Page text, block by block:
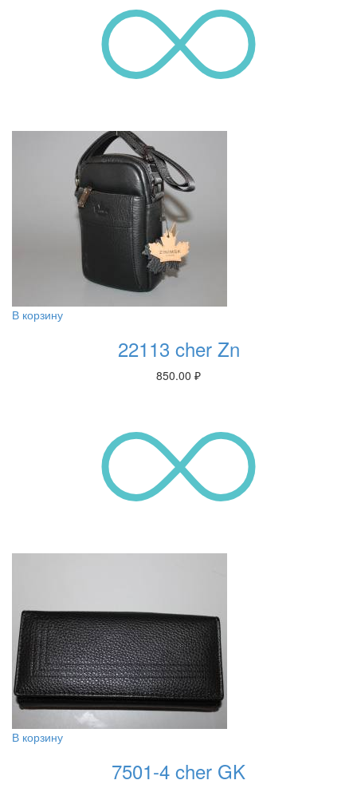
В корзину
22113 cher Zn
850.00 ₽
В корзину
7501-4 cher GK